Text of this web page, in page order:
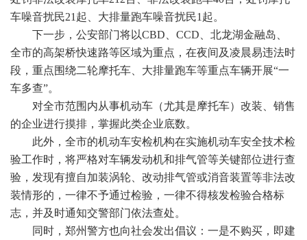
车噪音扰民21起、大排量跑车噪音扰民1起。
下一步，公安部门将以CBD、CCD、北龙湖金融岛、
全市的高架桥快速路等区域为重点，在夜间及凌晨易违法时
段，重点围绕二轮摩托车、大排量跑车等重点车辆开展“一
车多查”。
对全市范围内从事机动车（尤其是摩托车）改装、销售
的企业进行摸排，掌握此类企业底数。
此外，全市的机动车安检机构在实施机动车安全技术检
验工作时，将严格对车辆发动机和排气管等关键部位进行查
验，发现有擅自加装涡轮、改动排气管或消音装置等非法改
装情形的，一律不予通过检验，一律不得核发检验合格标
志，并及时通知交警部门依法查处。
同时，郑州警方也向社会发出倡议：一是不购买，即建